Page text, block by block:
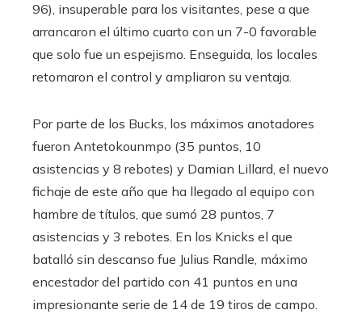
96), insuperable para los visitantes, pese a que
arrancaron el último cuarto con un 7-0 favorable
que solo fue un espejismo. Enseguida, los locales
retomaron el control y ampliaron su ventaja.
Por parte de los Bucks, los máximos anotadores
fueron Antetokounmpo (35 puntos, 10
asistencias y 8 rebotes) y Damian Lillard, el nuevo
fichaje de este año que ha llegado al equipo con
hambre de títulos, que sumó 28 puntos, 7
asistencias y 3 rebotes. En los Knicks el que
batalló sin descanso fue Julius Randle, máximo
encestador del partido con 41 puntos en una
impresionante serie de 14 de 19 tiros de campo.